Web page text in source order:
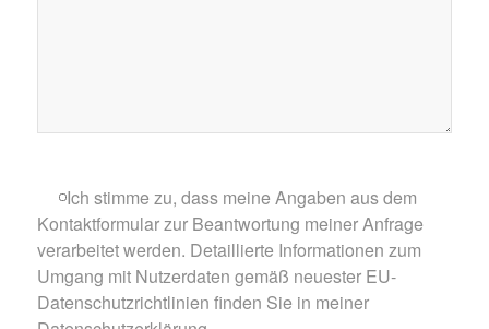
Ich stimme zu, dass meine Angaben aus dem
Kontaktformular zur Beantwortung meiner Anfrage
verarbeitet werden. Detaillierte Informationen zum
Umgang mit Nutzerdaten gemäß neuester EU-
Datenschutzrichtlinien finden Sie in meiner